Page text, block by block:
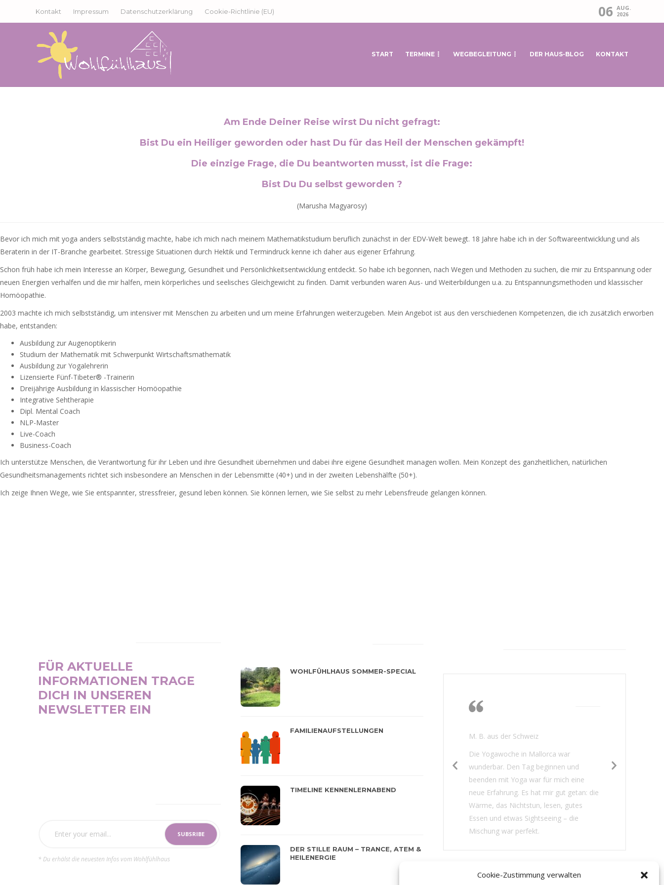
Cookie-Zustimmung verwalten
Kontakt Impressum Datenschutzerklärung Cookie-Richtlinie (EU) 06 AUG.
2026
START TERMINE WEGBEGLEITUNG DER HAUS-BLOG KONTAKT
Am Ende Deiner Reise wirst Du nicht gefragt:
Bist Du ein Heiliger geworden oder hast Du für das Heil der Menschen gekämpft!
Die einzige Frage, die Du beantworten musst, ist die Frage:
Bist Du Du selbst geworden ?
(Marusha Magyarosy)
Bevor ich mich mit yoga anders selbstständig machte, habe ich mich nach meinem Mathematikstudium beruflich zunächst in der EDV-Welt bewegt. 18 Jahre habe ich in der Softwareentwicklung und als
Beraterin in der IT-Branche gearbeitet. Stressige Situationen durch Hektik und Termindruck kenne ich daher aus eigener Erfahrung.
Schon früh habe ich mein Interesse an Körper, Bewegung, Gesundheit und Persönlichkeitsentwicklung entdeckt. So habe ich begonnen, nach Wegen und Methoden zu suchen, die mir zu Entspannung oder
neuen Energien verhalfen und die mir halfen, mein körperliches und seelisches Gleichgewicht zu finden. Damit verbunden waren Aus- und Weiterbildungen u.a. zu Entspannungsmethoden und klassischer
Homöopathie.
2003 machte ich mich selbstständig, um intensiver mit Menschen zu arbeiten und um meine Erfahrungen weiterzugeben. Mein Angebot ist aus den verschiedenen Kompetenzen, die ich zusätzlich erworben
habe, entstanden:
Ausbildung zur Augenoptikerin
Studium der Mathematik mit Schwerpunkt Wirtschaftsmathematik
Ausbildung zur Yogalehrerin
Lizensierte Fünf-Tibeter® -Trainerin
Dreijährige Ausbildung in klassischer Homöopathie
Integrative Sehtherapie
Dipl. Mental Coach
NLP-Master
Live-Coach
Business-Coach
Ich unterstütze Menschen, die Verantwortung für ihr Leben und ihre Gesundheit übernehmen und dabei ihre eigene Gesundheit managen wollen. Mein Konzept des ganzheitlichen, natürlichen
Gesundheitsmanagements richtet sich insbesondere an Menschen in der Lebensmitte (40+) und in der zweiten Lebenshälfte (50+).
Ich zeige Ihnen Wege, wie Sie entspannter, stressfreier, gesund leben können. Sie können lernen, wie Sie selbst zu mehr Lebensfreude gelangen können.
FÜR AKTUELLE
INFORMATIONEN TRAGE
DICH IN UNSEREN
NEWSLETTER EIN
* Du erhälst die neuesten Infos vom Wohlfühlhaus
WOHLFÜHLHAUS SOMMER-SPECIAL
FAMILIENAUFSTELLUNGEN
TIMELINE KENNENLERNABEND
DER STILLE RAUM – TRANCE, ATEM &
HEILENERGIE
M. B. aus der Schweiz
Die Yogawoche in Mallorca war
wunderbar. Den Tag beginnen und
beenden mit Yoga war für mich eine
neue Erfahrung. Es hat mir gut getan: die
Wärme, das Nichtstun, lesen, gutes
Essen und etwas Sightseeing – die
Mischung war perfekt.